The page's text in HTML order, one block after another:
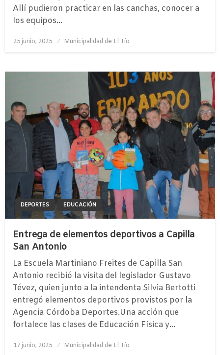
Allí pudieron practicar en las canchas, conocer a
los equipos…
Publicado
25 junio, 2025 Municipalidad de El Tío
DEPORTES EDUCACIÓN
Entrega de elementos deportivos a Capilla
San Antonio
La Escuela Martiniano Freites de Capilla San
Antonio recibió la visita del legislador Gustavo
Tévez, quien junto a la intendenta Silvia Bertotti
entregó elementos deportivos provistos por la
Agencia Córdoba Deportes.Una acción que
fortalece las clases de Educación Física y…
Publicado
17 junio, 2025 Municipalidad de El Tío